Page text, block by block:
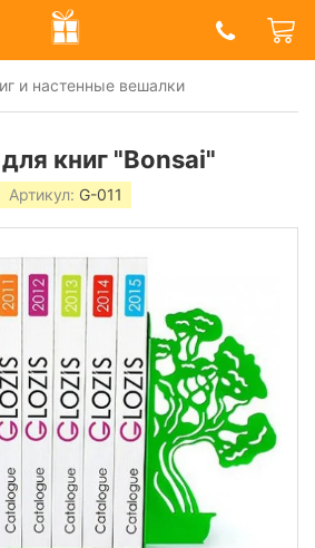
Prazdnik
Shop
и настенные вешалки
книг "Bonsai"
Артикул: G-011